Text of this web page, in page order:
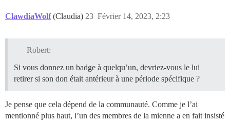
ClawdiaWolf (Claudia) Février 14, 2023, 2:23
23
Robert:
Si vous donnez un badge à quelqu’un, devriez-vous le lui
retirer si son don était antérieur à une période spécifique ?
Je pense que cela dépend de la communauté. Comme je l’ai
mentionné plus haut, l’un des membres de la mienne a en fait insisté